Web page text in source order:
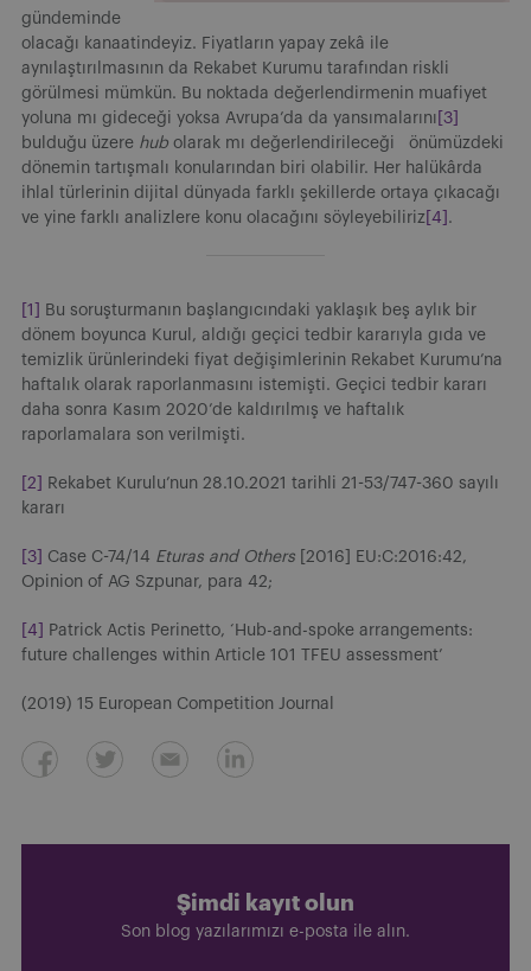
gündeminde
olacağı kanaatindeyiz. Fiyatların yapay zekâ ile
aynılaştırılmasının da Rekabet Kurumu tarafından riskli
görülmesi mümkün. Bu noktada değerlendirmenin muafiyet
yoluna mı gideceği yoksa Avrupa’da da yansımalarını [3]
bulduğu üzere hub olarak mı değerlendirileceği önümüzdeki
dönemin tartışmalı konularından biri olabilir. Her halükârda
ihlal türlerinin dijital dünyada farklı şekillerde ortaya çıkacağı
ve yine farklı analizlere konu olacağını söyleyebiliriz [4] .
[1]
Bu soruşturmanın başlangıcındaki yaklaşık beş aylık bir
dönem boyunca Kurul, aldığı geçici tedbir kararıyla gıda ve
temizlik ürünlerindeki fiyat değişimlerinin Rekabet Kurumu’na
haftalık olarak raporlanmasını istemişti. Geçici tedbir kararı
daha sonra Kasım 2020’de kaldırılmış ve haftalık
raporlamalara son verilmişti.
[2]
Rekabet Kurulu’nun 28.10.2021 tarihli 21-53/747-360 sayılı
kararı
[3] Case C-74/14 Eturas and Others
[2016] EU:C:2016:42,
Opinion of AG Szpunar, para 42;
[4]
Patrick Actis Perinetto, ‘Hub-and-spoke arrangements:
future challenges within Article 101 TFEU assessment’
(2019) 15 European Competition Journal
Şimdi kayıt olun
Son blog yazılarımızı e-posta ile alın.